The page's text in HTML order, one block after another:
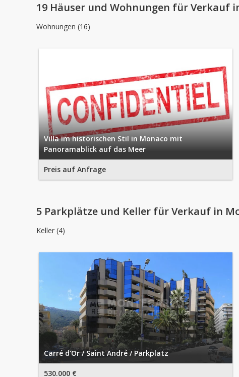
19 Häuser und Wohnungen für Verkauf
Wohnungen (16)
Villa im historischen Stil in Monaco mit
Panoramablick auf das Meer
Preis auf Anfrage
5 Parkplätze und Keller für Verkauf in
Keller (4)
Carré d'Or / Saint André / Parkplatz
530.000 €